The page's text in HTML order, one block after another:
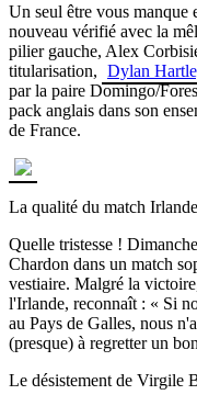
Un seul être vous manque
nouveau vérifié avec la
pilier gauche, Alex
titularisation, Dylan
par la paire Domingo/
pack anglais dans son
de France.
La qualité du match
Quelle tristesse !
Chardon dans un match
vestiaire. Malgré la
l'Irlande, reconnaît : « Si
au Pays de Galles, nous
(presque) à regretter un
Le désistement de Virgile